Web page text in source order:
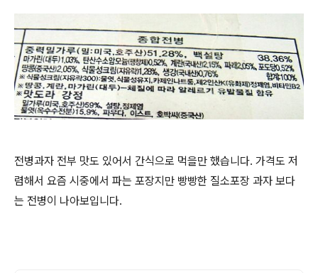
전병과자 전부 맛도 있어서 간식으로 먹을만 했습니다. 가격도 저
렴해서 요즘 시중에서 파는 포장지만 빵빵한 질소포장 과자 보다
는 전병이 나아보입니다.